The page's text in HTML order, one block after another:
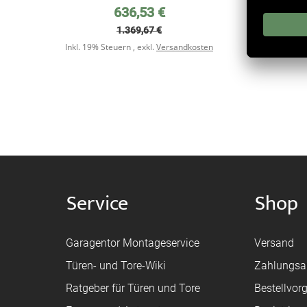
Sonderpreis
636,53 €
1.369,67 €
Inkl. 19% Steuern , exkl.Versandkosten
Inkl.
Service
Garagentor Montageservice
Türen- und Tore-Wiki
Ratgeber für Türen und Tore
Shop
Versand